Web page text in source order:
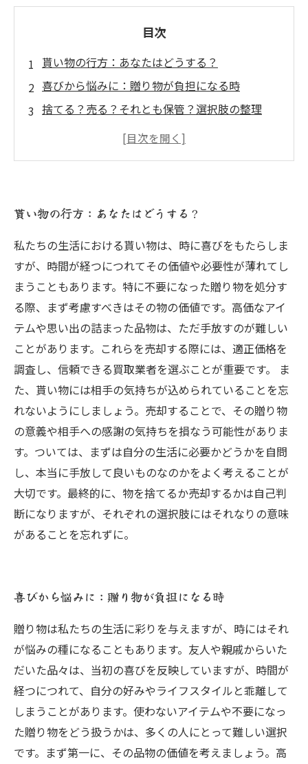
目次
貰い物の行方：あなたはどうする？
喜びから悩みに：贈り物が負担になる時
捨てる？売る？それとも保管？選択肢の整理
貰い物を売却する前に考慮すべきポイント
整理整頓と心の片づけ：貰い物を上手に扱う方
法
貰い物の行方：あなたはどうする？
私たちの生活における貰い物は、時に喜びをもたらしま
すが、時間が経つにつれてその価値や必要性が薄れてし
まうこともあります。特に不要になった贈り物を処分す
る際、まず考慮すべきはその物の価値です。高価なアイ
テムや思い出の詰まった品物は、ただ手放すのが難しい
ことがあります。これらを売却する際には、適正価格を
調査し、信頼できる買取業者を選ぶことが重要です。 ま
た、貰い物には相手の気持ちが込められていることを忘
れないようにしましょう。売却することで、その贈り物
の意義や相手への感謝の気持ちを損なう可能性がありま
す。ついては、まずは自分の生活に必要かどうかを自問
し、本当に手放して良いものなのかをよく考えることが
大切です。最終的に、物を捨てるか売却するかは自己判
断になりますが、それぞれの選択肢にはそれなりの意味
があることを忘れずに。
喜びから悩みに：贈り物が負担になる時
贈り物は私たちの生活に彩りを与えますが、時にはそれ
が悩みの種になることもあります。友人や親戚からいた
だいた品々は、当初の喜びを反映していますが、時間が
経つにつれて、自分の好みやライフスタイルと乖離して
しまうことがあります。使わないアイテムや不要になっ
た贈り物をどう扱うかは、多くの人にとって難しい選択
です。まず第一に、その品物の価値を考えましょう。高